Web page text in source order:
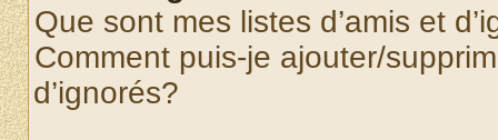
Que sont mes listes d’amis et
Comment puis-je ajouter/
d’ignorés?